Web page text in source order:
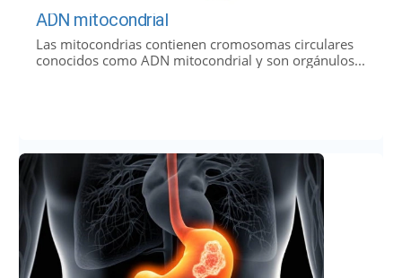
ADN mitocondrial
Las mitocondrias contienen cromosomas circulares
conocidos como ADN mitocondrial y son orgánulos...